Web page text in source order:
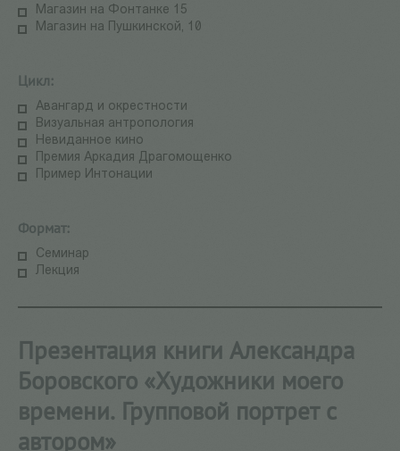
Магазин на Фонтанке 15
Магазин на Пушкинской, 10
Цикл:
Авангард и окрестности
Визуальная антропология
Невиданное кино
Премия Аркадия Драгомощенко
Пример Интонации
Формат:
Семинар
Лекция
Презентация книги Александра
Боровского «Художники моего
времени. Групповой портрет с
автором»